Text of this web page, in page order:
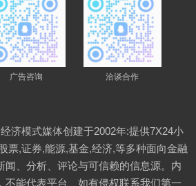
广告咨询 洽谈合作
济模式媒体创建于2002年:提供7X24小
票,证券,能源,基金,经济,等多种面向金融
闻、分析、评论与可信赖的信息源。内
不能代表平台、如有侵权联系我们第一